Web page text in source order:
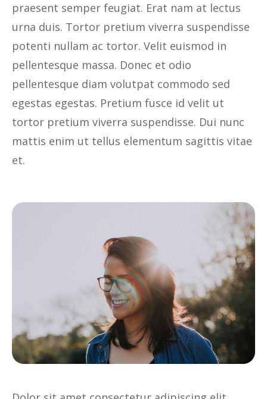
praesent semper feugiat. Erat nam at lectus
urna duis. Tortor pretium viverra suspendisse
potenti nullam ac tortor. Velit euismod in
pellentesque massa. Donec et odio
pellentesque diam volutpat commodo sed
egestas egestas. Pretium fusce id velit ut
tortor pretium viverra suspendisse. Dui nunc
mattis enim ut tellus elementum sagittis vitae
et.